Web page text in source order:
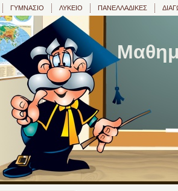
ΓΥΜΝΑΣΙΟ ΛΥΚΕΙΟ ΠΑΝΕΛΛΑΔΙΚΕΣ